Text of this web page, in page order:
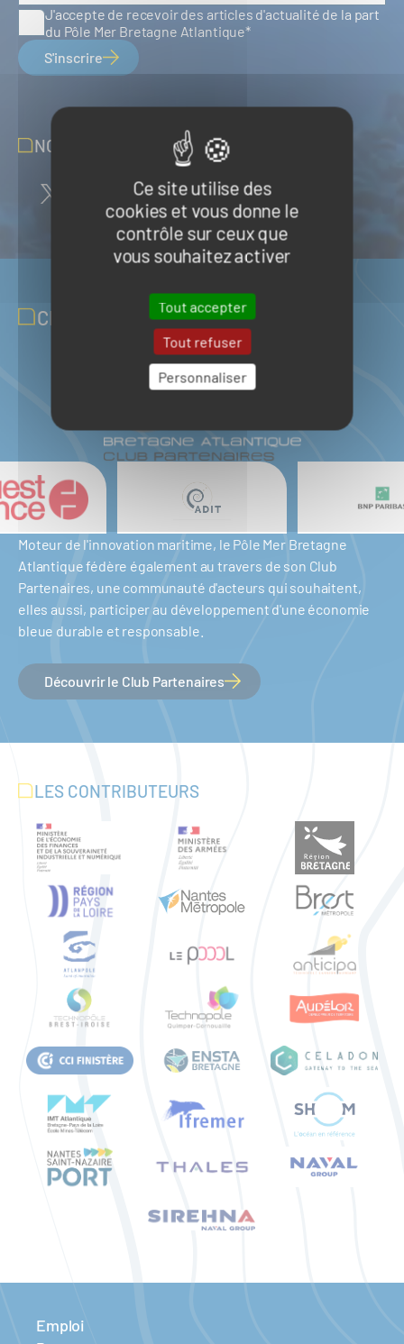
Ce site utilise des
cookies et vous donne le
contrôle sur ceux que
vous souhaitez activer
Tout accepter
Tout refuser
Personnaliser
J'accepte de recevoir des articles d'actualité de la part
du Pôle Mer Bretagne Atlantique
S'inscrire
NOUS SUIVRE SUR LES RÉSEAUX
CLUB PARTENAIRES
Moteur de l'innovation maritime, le Pôle Mer Bretagne
Atlantique fédère également au travers de son Club
Partenaires, une communauté d'acteurs qui souhaitent,
elles aussi, participer au développement d'une économie
bleue durable et responsable.
Découvrir le Club Partenaires
LES CONTRIBUTEURS
Emploi